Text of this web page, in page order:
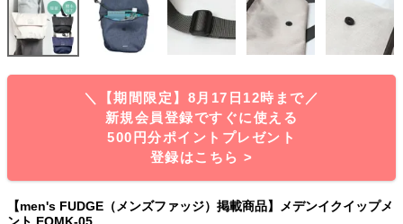
＼【期間限定】8月17日12時まで／
新規会員登録ですぐに使える
500円分ポイントプレゼント
登録はこちら >
【men's FUDGE（メンズファッジ）掲載商品】メデンイクイップメ
ント EQMK-05